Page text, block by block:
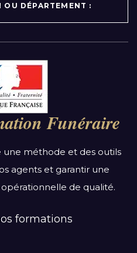
OU DÉPARTEMENT :
Comté Funéraire
une méthode et des outils
agents et garantir une
de qualité.
formations